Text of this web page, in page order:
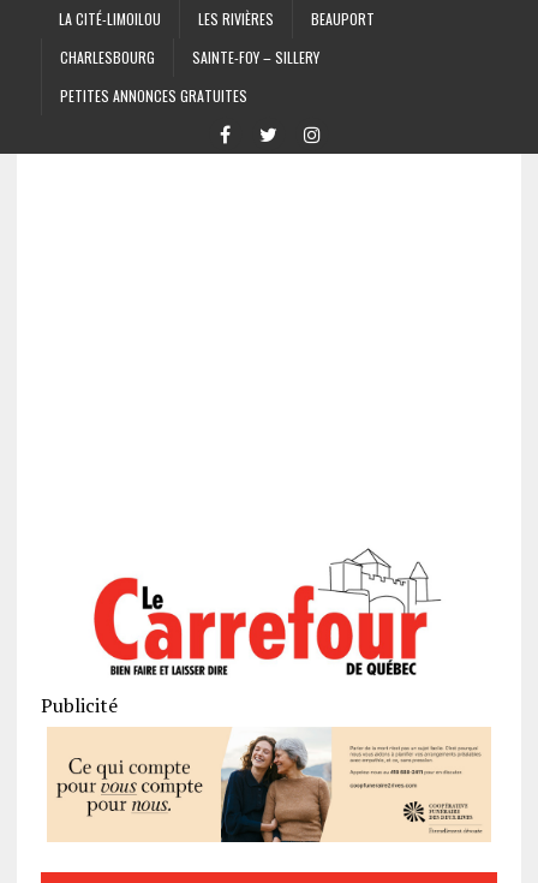
LA CITÉ-LIMOILOU LES RIVIÈRES
BEAUPORT
CHARLESBOURG
SAINTE-FOY – SILLERY
PETITES ANNONCES GRATUITES
Publicité